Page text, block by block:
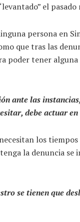
el
persona en
que tras las
poder tener
ante las
debe actuar en
los
la denuncia
se tienen que